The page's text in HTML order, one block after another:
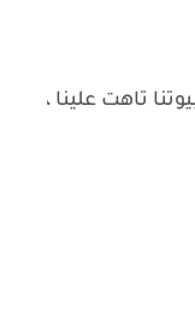
تاهت علينا ،